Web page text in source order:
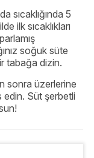
sıcaklığında 5
ilk sıcaklıkları
soğuk süte
tabağa dizin.
sonra üzerlerine
Süt şerbetli